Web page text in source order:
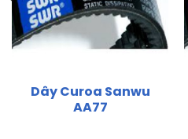
Dây Curoa Sanwu
AA77